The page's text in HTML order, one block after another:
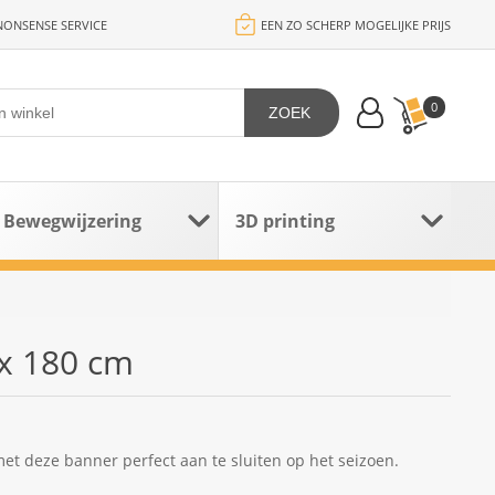
SERVICE EEN ZO SCHERP MOGELIJKE PRIJS
0
ZOEK
Bewegwijzering 3D printing
180 cm
deze banner perfect aan te sluiten op het seizoen.